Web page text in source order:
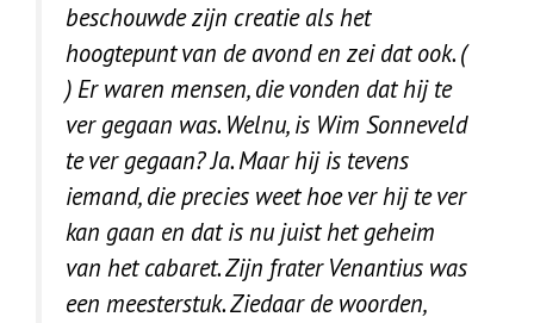
beschouwde zijn creatie als het
hoogtepunt van de avond en zei dat ook. (
) Er waren mensen, die vonden dat hij te
ver gegaan was. Welnu, is Wim Sonneveld
te ver gegaan? Ja. Maar hij is tevens
iemand, die precies weet hoe ver hij te ver
kan gaan en dat is nu juist het geheim
van het cabaret. Zijn frater Venantius was
een meesterstuk. Ziedaar de woorden,